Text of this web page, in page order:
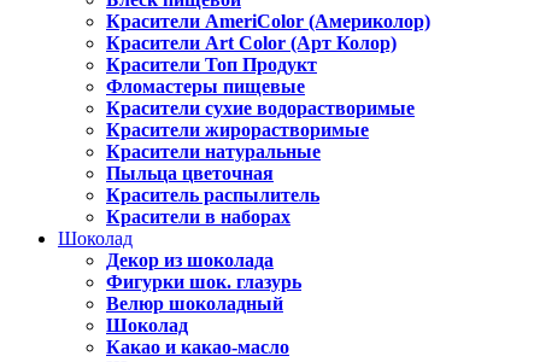
Красители AmeriColor (Америколор)
Красители Art Color (Арт Колор)
Красители Топ Продукт
Фломастеры пищевые
Красители сухие водорастворимые
Красители жирорастворимые
Красители натуральные
Пыльца цветочная
Краситель распылитель
Красители в наборах
Шоколад
Декор из шоколада
Фигурки шок. глазурь
Велюр шоколадный
Шоколад
Какао и какао-масло